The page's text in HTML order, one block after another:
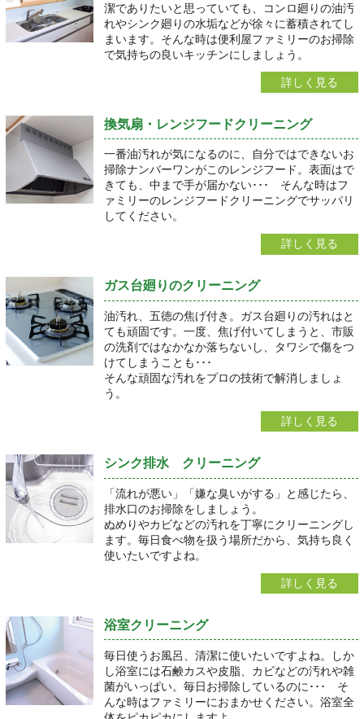
潔でありたいと思っていても、コンロ廻りの油汚
れやシンク廻りの水垢などが徐々に蓄積されてし
まいます。そんな時は便利屋ファミリーのお掃除
で気持ちの良いキッチンにしましょう。
詳しく見る
換気扇・レンジフードクリーニング
一番油汚れが気になるのに、自分ではできないお
掃除ナンバーワンがこのレンジフード。表面はで
きても、中まで手が届かない･･･ そんな時はフ
ァミリーのレンジフードクリーニングでサッパリ
してください。
詳しく見る
ガス台廻りのクリーニング
油汚れ、五徳の焦げ付き。ガス台廻りの汚れはと
ても頑固です。一度、焦げ付いてしまうと、市販
の洗剤ではなかなか落ちないし、タワシで傷をつ
けてしまうことも･･･
そんな頑固な汚れをプロの技術で解消しましょ
う。
詳しく見る
シンク排水 クリーニング
「流れが悪い」「嫌な臭いがする」と感じたら、
排水口のお掃除をしましょう。
ぬめりやカビなどの汚れを丁寧にクリーニングし
ます。毎日食べ物を扱う場所だから、気持ち良く
使いたいですよね。
詳しく見る
浴室クリーニング
毎日使うお風呂、清潔に使いたいですよね。しか
し浴室には石鹸カスや皮脂、カビなどの汚れや雑
菌がいっぱい。毎日お掃除しているのに･･･ そ
んな時はファミリーにおまかせください。浴室全